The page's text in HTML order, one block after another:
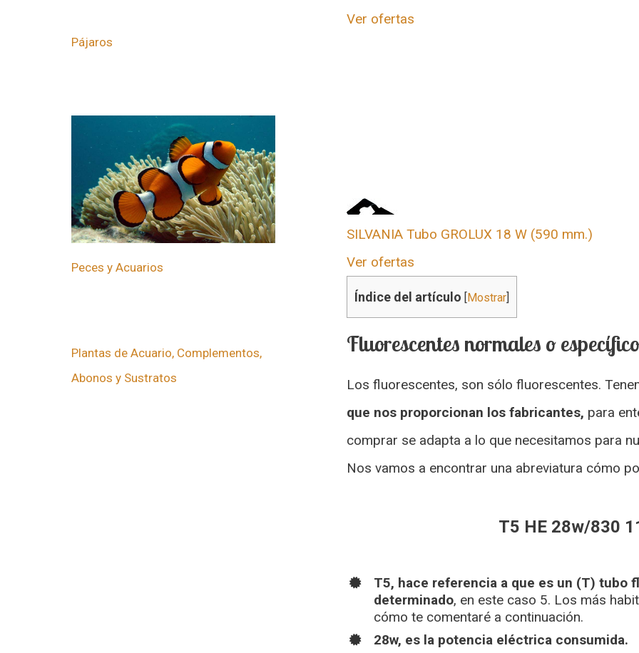
Ver ofertas
SILVANIA Tubo GROLUX 18 W (590 mm.)
Ver ofertas
Índice del artículo [Mostrar]
Fluorescentes normales o
Los fluorescentes, son sólo fluorescentes.
que nos proporcionan los fabricantes, para
comprar se adapta a lo que necesitamos para
Nos vamos a encontrar una abreviatura cómo
T5 HE 28w/830
T5, hace referencia a que es un (T) tubo
determinado, en este caso 5. Los más
cómo te comentaré a continuación.
28w, es la potencia eléctrica consumida.
Pájaros
Peces y Acuarios
Plantas de Acuario, Complementos,
Abonos y Sustratos